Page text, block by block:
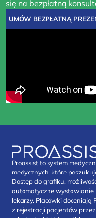
się na bezpłatną
UMÓW BEZPŁATNĄ
Proassist to system
medycznych, które
Dostęp do grafiku,
automatyczne wystawianie
lekarzy. Placówki doceniają
z rejestracji pacjentów